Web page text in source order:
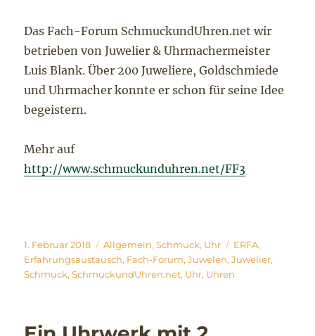
Das Fach-Forum SchmuckundUhren.net wir
betrieben von Juwelier & Uhrmachermeister
Luis Blank. Über 200 Juweliere, Goldschmiede
und Uhrmacher konnte er schon für seine Idee
begeistern.
Mehr auf
http://www.schmuckunduhren.net/FF3
Veröffentlicht
am
1. Februar 2018 Kategorien
Allgemein,Schmuck, Uhr Schlagwörter
ERFA,
Erfahrungsaustausch, Fach-Forum,Juwelen,Juwelier,
Schmuck,SchmuckundUhren.net, Uhr, Uhren